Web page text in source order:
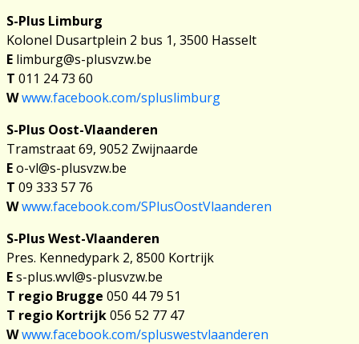
S-Plus Limburg
Kolonel Dusartplein 2 bus 1, 3500 Hasselt
E limburg@s-plusvzw.be
T 011 24 73 60
Wwww.facebook.com/spluslimburg
S-Plus Oost-Vlaanderen
Tramstraat 69, 9052 Zwijnaarde
Eo-vl@s-plusvzw.be
T 09 333 57 76
Wwww.facebook.com/SPlusOostVlaanderen
S-Plus West-Vlaanderen
Pres. Kennedypark 2, 8500 Kortrijk
Es-plus.wvl@s-plusvzw.be
T regio Brugge 050 44 79 51
T regio Kortrijk056 52 77 47
Wwww.facebook.com/spluswestvlaanderen